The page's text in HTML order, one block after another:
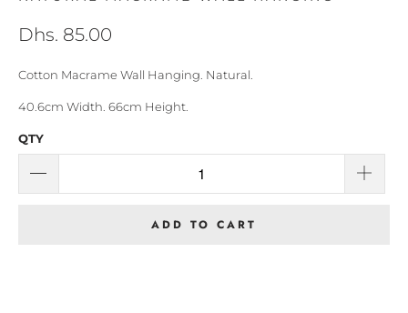
Dhs. 85.00
Cotton Macrame Wall Hanging. Natural.
40.6cm Width. 66cm Height.
QTY
ADD TO CART